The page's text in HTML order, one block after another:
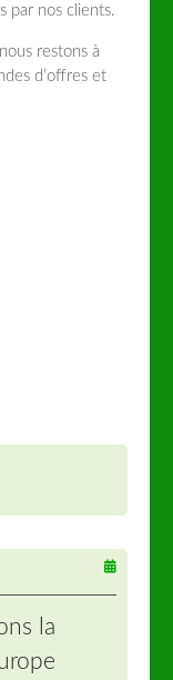
par nos clients.
restons à
d’offres et
la